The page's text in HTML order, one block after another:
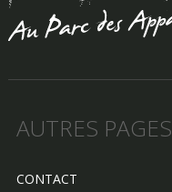
AUTRES PAGES
CONTACT